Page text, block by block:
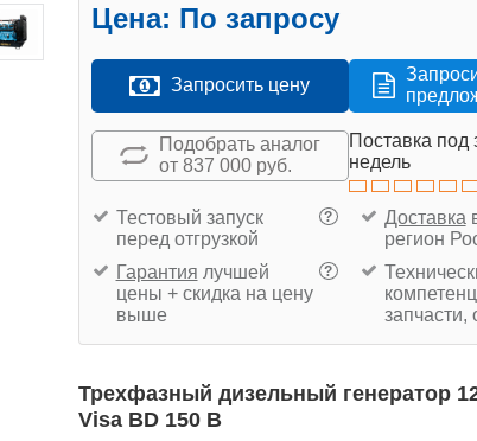
Цена: По запросу
Запросить цену
Подобрать аналог
от 837 000 руб.
Поставка под
недель
?
Тестовый запуск
перед отгрузкой
Доставка
регион
?
Гарантия лучшей
цены + скидка на цену
выше
запчасти,
Трехфазный дизельный генератор
Visa BD 150 B